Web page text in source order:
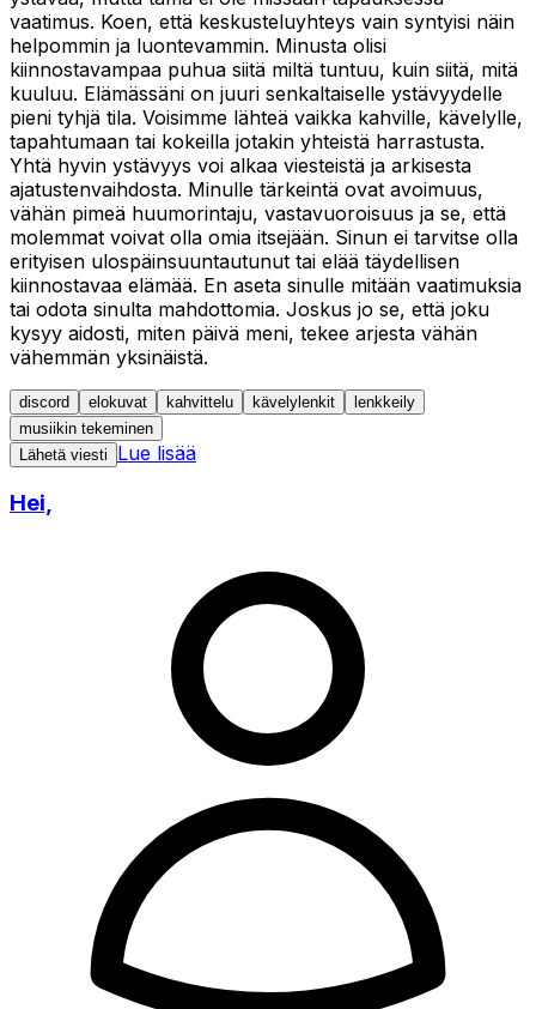
vaatimus. Koen, että keskusteluyhteys vain syntyisi näin
helpommin ja luontevammin. Minusta olisi
kiinnostavampaa puhua siitä miltä tuntuu, kuin siitä, mitä
kuuluu. Elämässäni on juuri senkaltaiselle ystävyydelle
pieni tyhjä tila. Voisimme lähteä vaikka kahville, kävelylle,
tapahtumaan tai kokeilla jotakin yhteistä harrastusta.
Yhtä hyvin ystävyys voi alkaa viesteistä ja arkisesta
ajatustenvaihdosta. Minulle tärkeintä ovat avoimuus,
vähän pimeä huumorintaju, vastavuoroisuus ja se, että
molemmat voivat olla omia itsejään. Sinun ei tarvitse olla
erityisen ulospäinsuuntautunut tai elää täydellisen
kiinnostavaa elämää. En aseta sinulle mitään vaatimuksia
tai odota sinulta mahdottomia. Joskus jo se, että joku
kysyy aidosti, miten päivä meni, tekee arjesta vähän
vähemmän yksinäistä.
discord elokuvat kahvittelu kävelylenkit
lenkkeily
musiikin tekeminen
Lähetä viesti
Lue lisää
Hei,